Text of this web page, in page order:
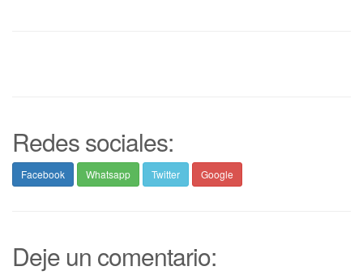
Redes sociales:
Facebook Whatsapp Twitter Google
Deje un comentario: